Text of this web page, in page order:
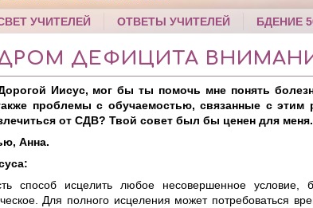
УЧИТЕЛЕЙ ОТВЕТЫ УЧИТЕЛЕЙ БДЕНИЕ
ДЕФИЦИТА
Иисус, мог бы ты помочь мне понять
проблемы с обучаемостью, связанные с этим
от СДВ? Твой совет был бы ценен для
Анна.
способ исцелить любое несовершенное условие,
Для полного исцеления может потребоваться